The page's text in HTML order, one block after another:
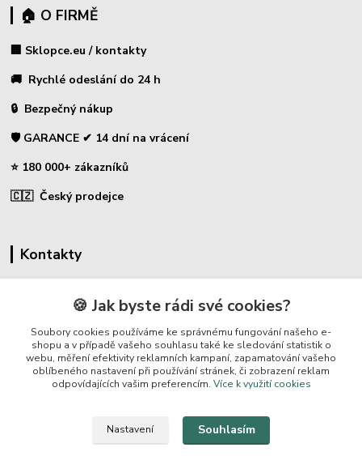
🏠 O FIRMĚ
🏢 Sklopce.eu / kontakty
🚚 Rychlé odeslání do 24 h
🔒 Bezpečný nákup
🛡️ GARANCE ✔ 14 dní na vrácení
⭐ 180 000+ zákazníků
🇨🇿 Český prodejce
Kontakty
🛡️ Zákaznická podpora
📞 728 007 997
⏰ Po-Pá | 7:00 - 13:30 |
info@repulse.cz
🍪 Jak byste rádi své cookies?
Soubory cookies používáme ke správnému fungování našeho e-
shopu a v případě vašeho souhlasu také ke sledování statistik o
webu, měření efektivity reklamních kampaní, zapamatování vašeho
oblíbeného nastavení při používání stránek, či zobrazení reklam
odpovídajících vašim preferencím. Více k využití cookies
Nastavení Souhlasím